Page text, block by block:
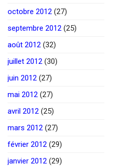
octobre 2012 (27)
septembre 2012 (25)
août 2012 (32)
juillet 2012 (30)
juin 2012 (27)
mai 2012 (27)
avril 2012 (25)
mars 2012 (27)
février 2012 (29)
janvier 2012 (29)